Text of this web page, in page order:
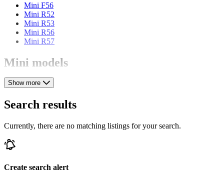
Mini F56
Mini R52
Mini R53
Mini R56
Mini R57
Mini models
Mini 1000
Mini 1275
Mini 850
Mini Cooper
Mini One
Show more
Search results
Currently, there are no matching listings for your search.
Create search alert